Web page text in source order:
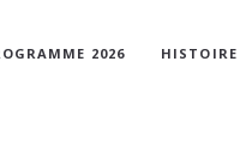
2026 HISTOIRE